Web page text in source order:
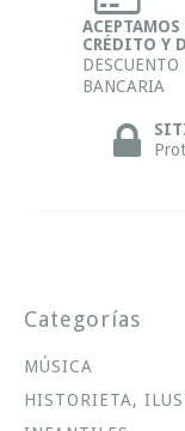
ACEPTAMOS
CRÉDITO Y
BANCARIA
Categorías
MÚSICA
HISTORIETA,